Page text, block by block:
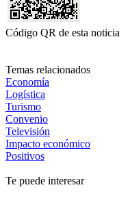
Código QR de esta noticia
Temas relacionados
Economía
Logística
Turismo
Convenio
Televisión
Impacto económico
Positivos
Te puede interesar